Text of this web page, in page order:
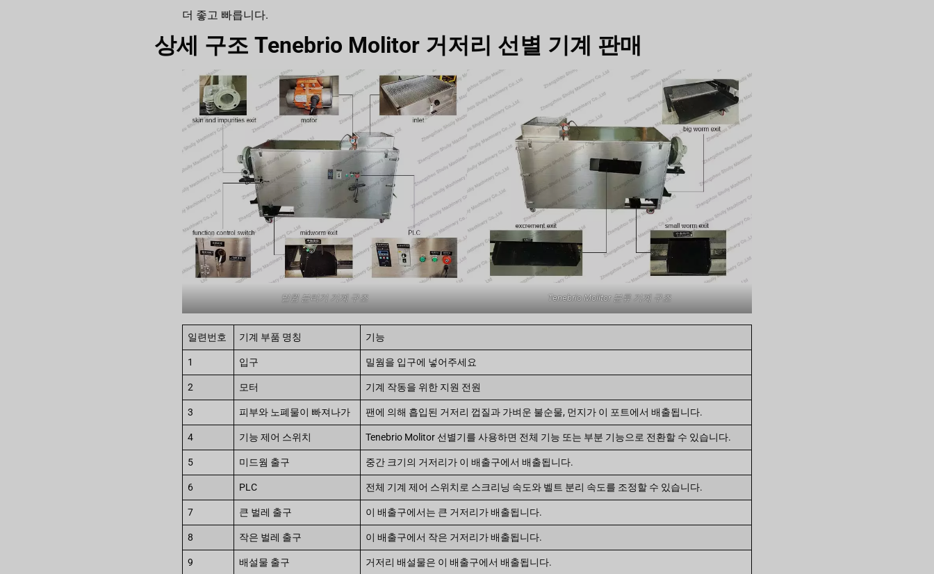
더 좋고 빠릅니다.
상세 구조 Tenebrio Molitor 거저리 선별 기계 판매
밀웜 분리기 기계 구조 Tenebrio Molitor 분류 기계 구조
일련번호 기계 부품 명칭 기능
1 입구 밀웜을 입구에 넣어주세요
2 모터 기계 작동을 위한 지원 전원
3 피부와 노폐물이 빠져나가 팬에 의해 흡입된 거저리 껍질과 가벼운 불순물, 먼지가 이 포트에서 배출됩니다.
4 기능 제어 스위치 Tenebrio Molitor 선별기를 사용하면 전체 기능 또는 부분 기능으로 전환할 수 있습니다.
5 미드웜 출구 중간 크기의 거저리가 이 배출구에서 배출됩니다.
6 PLC 전체 기계 제어 스위치로 스크리닝 속도와 벨트 분리 속도를 조정할 수 있습니다.
7 큰 벌레 출구 이 배출구에서는 큰 거저리가 배출됩니다.
8 작은 벌레 출구 이 배출구에서 작은 거저리가 배출됩니다.
9 배설물 출구 거저리 배설물은 이 배출구에서 배출됩니다.